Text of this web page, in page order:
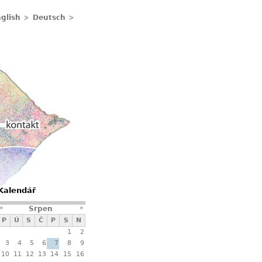
Deutsch
Kontakty
« Srpen
»
P
Ú S Č P S
N
1
2
3
4 5 6 7 8
9
10
11 12 13 14 15
16